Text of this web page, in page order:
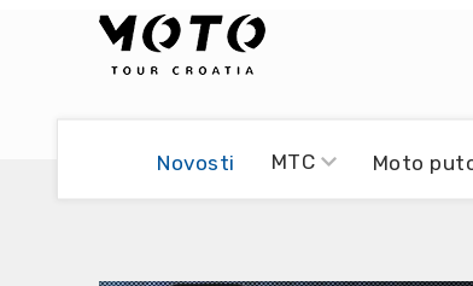
Novosti MTC Moto
Damir Pritišanac - Prile